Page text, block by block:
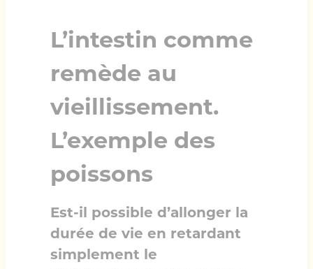
L’intestin comme
remède au
vieillissement.
L’exemple des
poissons
Est-il possible d’allonger la
durée de vie en retardant
simplement le